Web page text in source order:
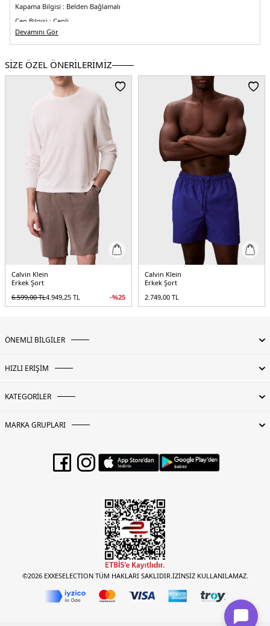
Kapama Bilgisi : Belden Bağlamalı
Cep Bilgisi : Cepli
Kalıp Bilgisi :Relaxed Fit
Basen : 102 cm / Beden : M
Üretim Yeri :Sri Lanka
5DE100GMS3S805DBZ.12
Devamını Gör
SİZE ÖZEL ÖNERİLERİMİZ
Calvin Klein
Erkek Şort
6.599,00TL4.949,25 TL -%25
Calvin Klein
Erkek Şort
2.749,00 TL
ÖNEMLİ BİLGİLER
HIZLI ERİŞİM
KATEGORİLER
MARKA GRUPLARI
©2026 EXXESELECTION TÜM HAKLARI SAKLIDIR.İZİNSİZ KULLANILAMAZ.